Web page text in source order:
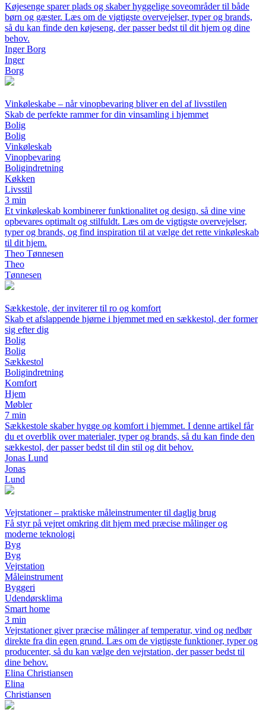
Køjesenge sparer plads og skaber hyggelige soveområder til både
børn og gæster. Læs om de vigtigste overvejelser, typer og brands,
så du kan finde den køjeseng, der passer bedst til dit hjem og dine
behov.
Inger Borg
Inger
Borg
Vinkøleskabe – når vinopbevaring bliver en del af livsstilen
Skab de perfekte rammer for din vinsamling i hjemmet
Bolig
Bolig
Vinkøleskab
Vinopbevaring
Boligindretning
Køkken
Livsstil
3 min
Et vinkøleskab kombinerer funktionalitet og design, så dine vine
opbevares optimalt og stilfuldt. Læs om de vigtigste overvejelser,
typer og brands, og find inspiration til at vælge det rette vinkøleskab
til dit hjem.
Theo Tønnesen
Theo
Tønnesen
Sækkestole, der inviterer til ro og komfort
Skab et afslappende hjørne i hjemmet med en sækkestol, der former
sig efter dig
Bolig
Bolig
Sækkestol
Boligindretning
Komfort
Hjem
Møbler
7 min
Sækkestole skaber hygge og komfort i hjemmet. I denne artikel får
du et overblik over materialer, typer og brands, så du kan finde den
sækkestol, der passer bedst til din stil og dit behov.
Jonas Lund
Jonas
Lund
Vejrstationer – praktiske måleinstrumenter til daglig brug
Få styr på vejret omkring dit hjem med præcise målinger og
moderne teknologi
Byg
Byg
Vejrstation
Måleinstrument
Byggeri
Udendørsklima
Smart home
3 min
Vejrstationer giver præcise målinger af temperatur, vind og nedbør
direkte fra din egen grund. Læs om de vigtigste funktioner, typer og
producenter, så du kan vælge den vejrstation, der passer bedst til
dine behov.
Elina Christiansen
Elina
Christiansen